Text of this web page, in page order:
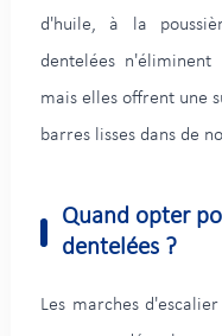
d'huile, à la
dentelées
mais elles offrent une
barres lisses dans de
Quand opter
dentelées ?
Les marches